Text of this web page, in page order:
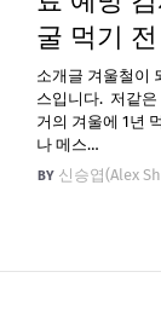
굴 먹기
소개글 겨울철이
스입니다. 저같은
거의 겨울에 1년
나 메스…
신승엽(Alex